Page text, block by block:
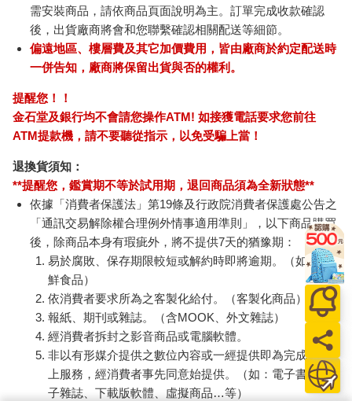
需安裝商品，請依商品頁面說明為主。訂單完成收款確認
後，出貨廠商將會和您聯繫確認相關配送等細節。
偏遠地區、樓層費及其它加價費用，皆由廠商於約定配送時
一併告知，廠商將保留出貨與否的權利。
提醒您！！
金石堂及銀行均不會請您操作ATM! 如接獲電話要求您前往
ATM提款機，請不要聽從指示，以免受騙上當！
退換貨須知：
**提醒您，鑑賞期不等於試用期，退回商品須為全新狀態**
依據「消費者保護法」第19條及行政院消費者保護處公告之
「通訊交易解除權合理例外情事適用準則」，以下商品購買
後，除商品本身有瑕疵外，將不提供7天的猶豫期：
易於腐敗、保存期限較短或解約時即將逾期。（如：生
鮮食品）
依消費者要求所為之客製化給付。（客製化商品）
報紙、期刊或雜誌。（含MOOK、外文雜誌）
經消費者拆封之影音商品或電腦軟體。
非以有形媒介提供之數位內容或一經提供即為完成之線
上服務，經消費者事先同意始提供。（如：電子書、電
子雜誌、下載版軟體、虛擬商品…等）